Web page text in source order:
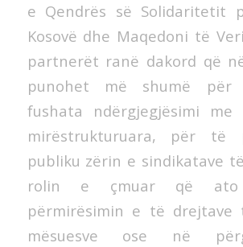
e Qendrës së Solidaritetit
Kosovë dhe Maqedoni të
partnerët ranë dakord që
punohet më shumë
fushata ndërgjegjësimi me
mirëstrukturuara, për të
publiku zërin e sindikatave
rolin e çmuar që
përmirësimin e të drejtave
mësuesve ose në